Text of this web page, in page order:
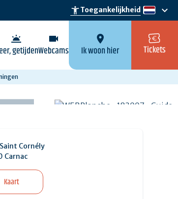
accessibility_newToegankelijkheid nl
keyboard_arrow_down
wb_twilight
getijden
videocam
Webcams
location_on
Ik woon hier Tickets
Cornély
Carnac
Kaart